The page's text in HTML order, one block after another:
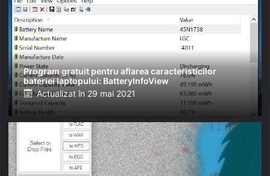
Program gratuit pentru aflarea caracteristicilor
bateriei laptopului: BatteryInfoView
Posted
on
Actualizat în 29 mai 2021